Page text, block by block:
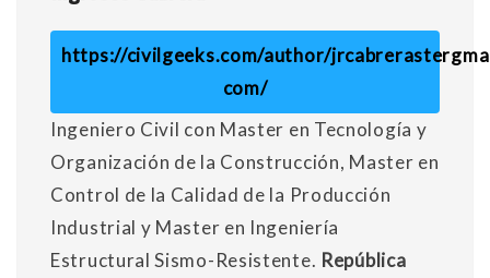
https://civilgeeks.com/author/
com/
Ingeniero Civil con Master en Tecnología y
Organización de la Construcción, Master en
Control de la Calidad de la Producción
Industrial y Master en Ingeniería
Estructural Sismo-Resistente. República